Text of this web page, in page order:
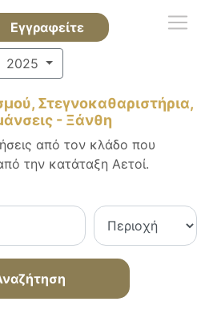
Εγγραφείτε
2025
Στεγνοκαθαριστήρια,
- Ξάνθη
από τον κλάδο που
την κατάταξη Αετοί.